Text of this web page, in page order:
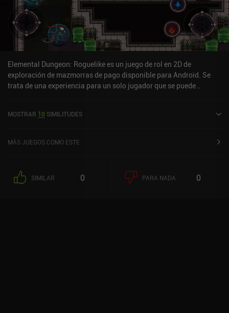
para los que prefieran una experiencia de juego más relajada que
la que ofrece el original.
Elemental Dungeon: Roguelike es un juego de rol en 2D de
exploración de mazmorras de pago disponible para Android. Se
trata de una experiencia para un solo jugador que se puede
con una valoración de 4,3 sobre 5,0 en Google Play.
MOSTRAR 10 SIMILITUDES
MÁS JUEGOS COMO ESTE
SIMILAR 0 PARA NADA 0